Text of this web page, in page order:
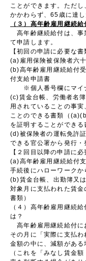
ことができます。ただ
かかわらず、65歳に達し
（３）高年齢雇用継続
高年齢継続給付は、事
て申請します。
【初回の申請に必要な書
(a)雇用保険被保険者六
(b)高年齢雇用継続給付
付支給申請書
※個人番号欄にマイナ
(c)賃金台帳、労働者名
用されていることの事
ことのできる書類（
を証明することができる
(d)被保険者の運転免許
できる官公署から発行
【２回目以降の申請に必
(a)高年齢雇用継続給付
手続後にハローワークか
(b)賃金台帳、出勤簿又
対象月に支払われた賃
書類）
（４）高年齢雇用継続
は？
高年齢雇用継続給付に
その月に「実際に支払
金額の中に、減額があ
（これを「みなし賃金